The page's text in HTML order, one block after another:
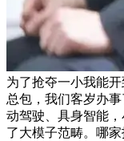
为了抢夺一小我能
总包，我们客岁办
动驾驶、具身智能，
了大模子范畴。哪